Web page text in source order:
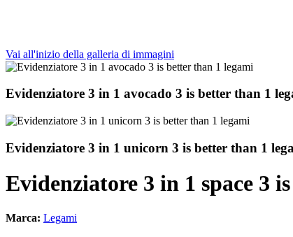
Vai all'inizio della galleria di immagini
Evidenziatore 3 in 1 avocado 3 is better than 1
Evidenziatore 3 in 1 unicorn 3 is better than 1
Evidenziatore 3 in 1 space 3
Marca: Legami